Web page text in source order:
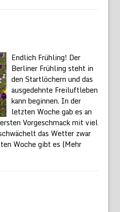
Endlich Frühling! Der
Berliner Frühling steht in
den Startlöchern und das
ausgedehnte Freiluftleben
kann beginnen. In der
letzten Woche gab es an
Vorgeschmack mit viel
das Wetter zwar
Woche gibt es [Mehr